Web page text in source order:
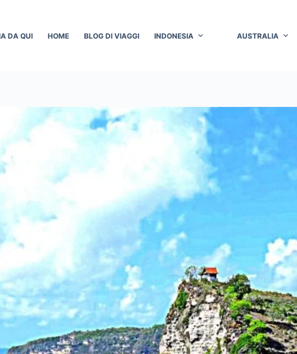
DA QUI HOME BLOG DI VIAGGI INDONESIA AUSTRALIA